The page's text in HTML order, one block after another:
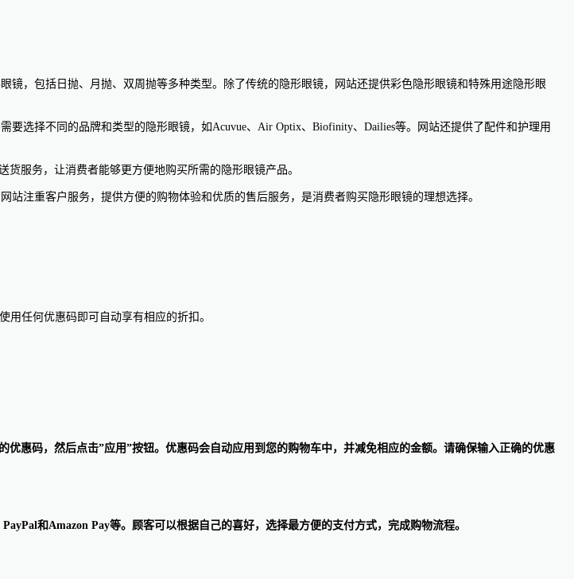
镜，包括日抛、月抛、双周抛等多种类型。除了传统的隐形眼镜，网站还提供彩色隐形眼镜和特殊用途隐形眼
选择不同的品牌和类型的隐形眼镜，如Acuvue、Air Optix、Biofinity、Dailies等。网站还提供了配件和护理用
服务，让消费者能够更方便地购买所需的隐形眼镜产品。
注重客户服务，提供方便的购物体验和优质的售后服务，是消费者购买隐形眼镜的理想选择。
用任何优惠码即可自动享有相应的折扣。
惠码，然后点击”应用”按钮。优惠码会自动应用到您的购物车中，并减免相应的金额。请确保输入正确的优惠
和Amazon Pay等。顾客可以根据自己的喜好，选择最方便的支付方式，完成购物流程。